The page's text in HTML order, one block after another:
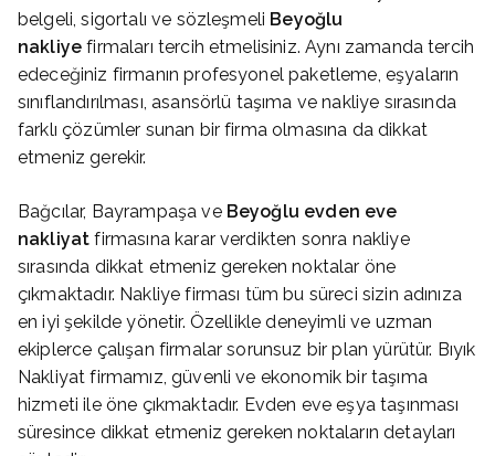
belgeli, sigortalı ve sözleşmeli Beyoğlu
nakliye firmaları tercih etmelisiniz. Aynı zamanda tercih
edeceğiniz firmanın profesyonel paketleme, eşyaların
sınıflandırılması, asansörlü taşıma ve nakliye sırasında
farklı çözümler sunan bir firma olmasına da dikkat
etmeniz gerekir.
Bağcılar, Bayrampaşa ve Beyoğlu evden eve
nakliyatfirmasına karar verdikten sonra nakliye
sırasında dikkat etmeniz gereken noktalar öne
çıkmaktadır. Nakliye firması tüm bu süreci sizin adınıza
en iyi şekilde yönetir. Özellikle deneyimli ve uzman
ekiplerce çalışan firmalar sorunsuz bir plan yürütür. Bıyık
Nakliyat firmamız, güvenli ve ekonomik bir taşıma
hizmeti ile öne çıkmaktadır. Evden eve eşya taşınması
süresince dikkat etmeniz gereken noktaların detayları